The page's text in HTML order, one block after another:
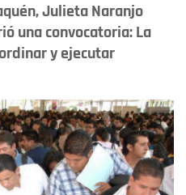
Julieta Naranjo
una convocatoria: La
y ejecutar